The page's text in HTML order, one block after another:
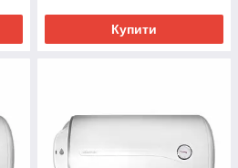
Купити